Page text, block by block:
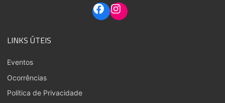
LINKS ÚTEIS
Eventos
Ocorrências
Política de Privacidade